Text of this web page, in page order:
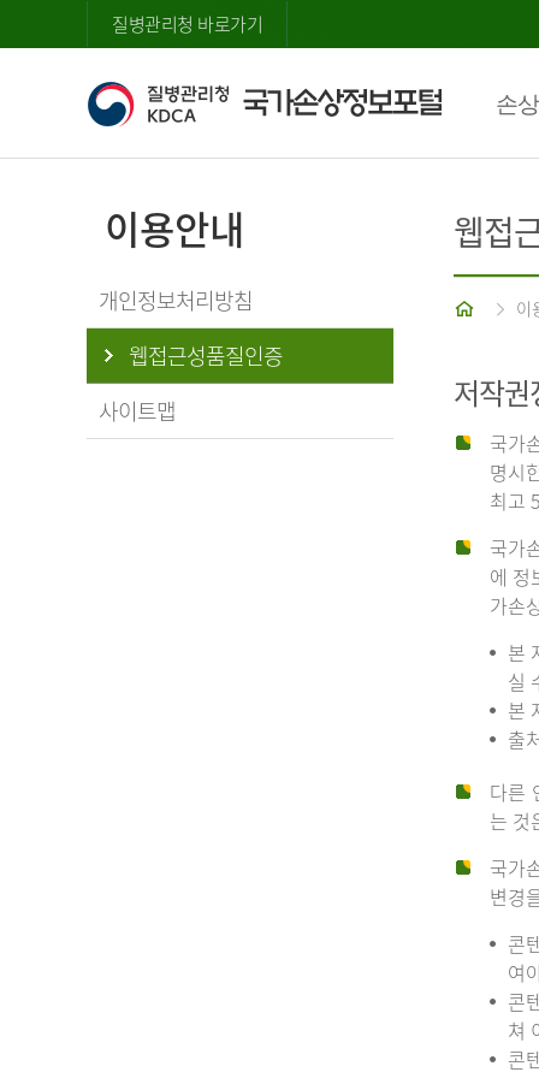
질병관리청 바로가기
손
이용안내
개인정보처리방침
웹접근성품질인증
사이트맵
웹접
홈 이
저작권
국가
명시
최고
국가
에 정
가손
본
실
본
출
다른
는 것
국가
변경
콘
여
콘
쳐
콘